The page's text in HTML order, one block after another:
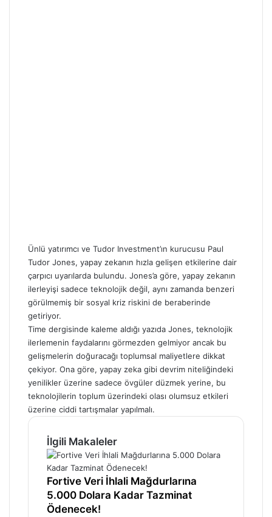
Ünlü yatırımcı ve Tudor Investment’ın kurucusu Paul
Tudor Jones, yapay zekanın hızla gelişen etkilerine dair
çarpıcı uyarılarda bulundu. Jones’a göre, yapay zekanın
ilerleyişi sadece teknolojik değil, aynı zamanda benzeri
görülmemiş bir sosyal kriz riskini de beraberinde
getiriyor.
Time dergisinde kaleme aldığı yazıda Jones, teknolojik
ilerlemenin faydalarını görmezden gelmiyor ancak bu
gelişmelerin doğuracağı toplumsal maliyetlere dikkat
çekiyor. Ona göre, yapay zeka gibi devrim niteliğindeki
yenilikler üzerine sadece övgüler düzmek yerine, bu
teknolojilerin toplum üzerindeki olası olumsuz etkileri
üzerine ciddi tartışmalar yapılmalı.
İlgili Makaleler
Fortive Veri İhlali Mağdurlarına
5.000 Dolara Kadar Tazminat
Ödenecek!